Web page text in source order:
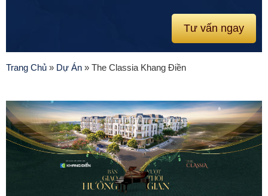
Tư vấn ngay
Trang Chủ » Dự Án » The Classia Khang Điền